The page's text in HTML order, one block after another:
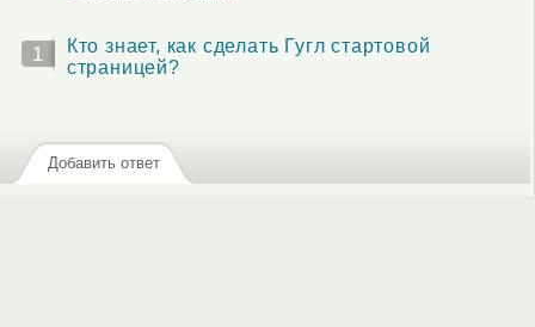
1
Кто знает, как сделать Гугл стартовой
страницей?
Добавить ответ